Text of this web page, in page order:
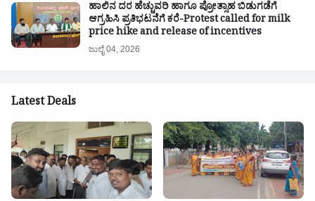
ಹಾಲಿನ ದರ ಹೆಚ್ಚುವರಿ ಹಾಗೂ ಪ್ರೋತ್ಸಾಹ ಬಿಡುಗಡೆಗೆ
ಆಗ್ರಹಿಸಿ ಪ್ರತಿಭಟನೆಗೆ ಕರೆ-Protest called for milk
price hike and release of incentives
ಜುಲೈ 04, 2026
Latest Deals